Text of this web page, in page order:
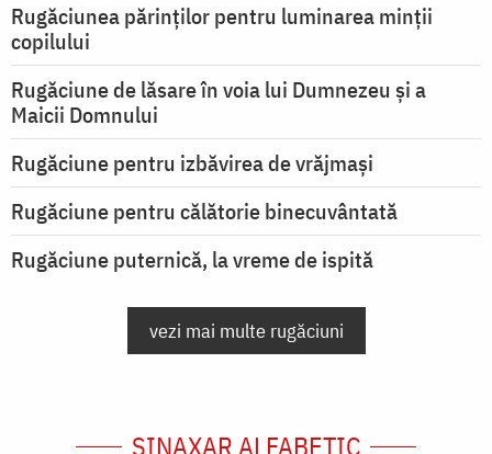
Rugăciunea părinților pentru luminarea minţii
copilului
Rugăciune de lăsare în voia lui Dumnezeu şi a
Maicii Domnului
Rugăciune pentru izbăvirea de vrăjmași
Rugăciune pentru călătorie binecuvântată
Rugăciune puternică, la vreme de ispită
vezi mai multe rugăciuni
SINAXAR ALFABETIC